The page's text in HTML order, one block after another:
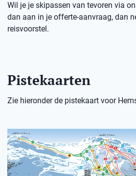
Wil je je skipassen van tevoren via
dan aan in je offerte-aanvraag, dan
reisvoorstel.
Pistekaarten
Zie hieronder de pistekaart voor